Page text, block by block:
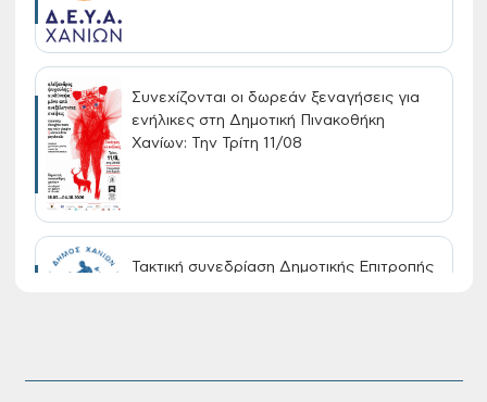
Συνεχίζονται οι δωρεάν ξεναγήσεις για
ενήλικες στη Δημοτική Πινακοθήκη
Χανίων: Την Τρίτη 11/08
Τακτική συνεδρίαση Δημοτικής Επιτροπής
Επαναλειτουργία του συστήματος